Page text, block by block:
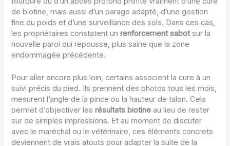
de biotine, mais aussi d’un parage adapté, d’une gestion
fine du poids et d’une surveillance des sols. Dans ces cas,
les propriétaires constatent unrenforcement sabotsur la
nouvelle paroi qui repousse, plus saine que la zone
endommagée précédente.
Pour aller encore plus loin, certains associent la cure à un
suivi précis du pied. Ils prennent des photos tous les mois,
mesurent l’angle de la pince ou la hauteur de talon. Cela
permet d’objectiver lesrésultats biotine au lieu de rester
sur de simples impressions. Et au moment de discuter
avec le maréchal ou le vétérinaire, ces éléments concrets
deviennent de vrais atouts pour adapter la suite de la